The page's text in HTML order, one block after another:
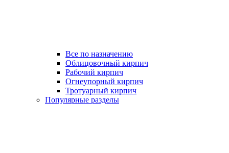
Все по назначению
Облицовочный кирпич
Рабочий кирпич
Огнеупорный кирпич
Тротуарный кирпич
Популярные разделы